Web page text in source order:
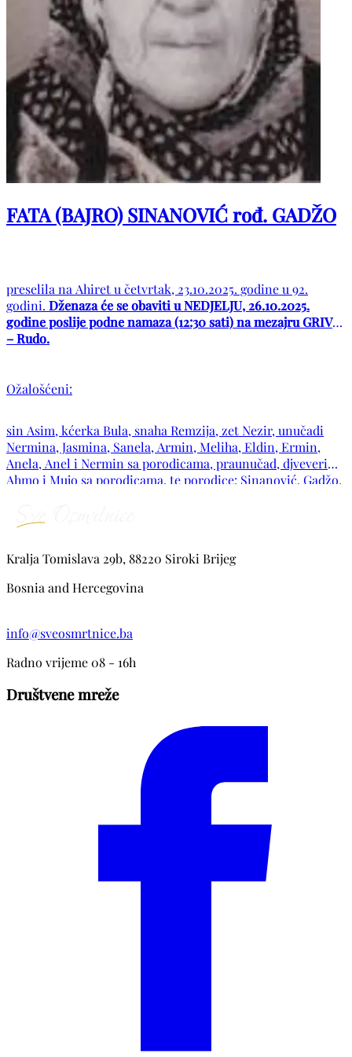
FATA (BAJRO) SINANOVIĆ rođ. GADŽO
preselila na Ahiret u četvrtak, 23.10.2025. godine u 92.
godini. Dženaza će se obaviti u NEDJELJU, 26.10.2025.
godine poslije podne namaza (12:30 sati) na mezajru GRIVIN
– Rudo.
Ožalošćeni:
sin Asim, kćerka Bula, snaha Remzija, zet Nezir, unučadi
Nermina, Jasmina, Sanela, Armin, Meliha, Eldin, Ermin,
Anela, Anel i Nermin sa porodicama, praunučad, djveveri
Ahmo i Mujo sa porodicama, te porodice: Sinanović, Gadžo,
ostala mnogobrojna rodbina, komšije i prijatelji.
Kralja Tomislava 29b, 88220 Siroki Brijeg
Bosnia and Hercegovina
info@sveosmrtnice.ba
Radno vrijeme 08 - 16h
Društvene mreže